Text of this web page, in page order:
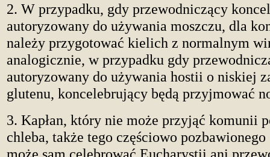
2. W przypadku, gdy przewodniczący
autoryzowany do używania moszczu, dla
należy przygotować kielich z normalnym
analogicznie, w przypadku gdy
autoryzowany do używania hostii o niskiej
glutenu, koncelebrujący będą przyjmować
3. Kapłan, który nie może przyjąć komunii
chleba, także tego częściowo
może sam celebrować Eucharystii ani